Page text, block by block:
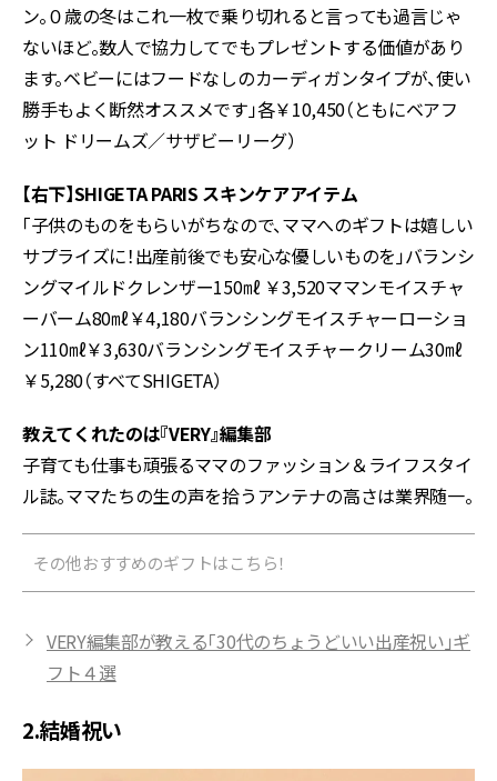
ン。０歳の冬はこれ一枚で乗り切れると言っても過言じゃ
ないほど。数人で協力してでもプレゼントする価値があり
ます。ベビーにはフードなしのカーディガンタイプが、使い
勝手もよく断然オススメです」各￥10,450（ともにベアフ
ット ドリームズ／サザビーリーグ）
【右下】SHIGETA PARIS スキンケアアイテム
「子供のものをもらいがちなので、ママへのギフトは嬉しい
サプライズに！出産前後でも安心な優しいものを」バランシ
ングマイルドクレンザー150㎖ ￥3,520ママンモイスチャ
ーバーム80㎖￥4,180バランシングモイスチャーローショ
ン110㎖￥3,630バランシングモイスチャークリーム30㎖
￥5,280（すべてSHIGETA）
教えてくれたのは『VERY』編集部
子育ても仕事も頑張るママのファッション＆ライフスタイ
ル誌。ママたちの生の声を拾うアンテナの高さは業界随一。
その他おすすめのギフトはこちら！
VERY編集部が教える「30代のちょうどいい出産祝い」ギ
フト４選
2.結婚祝い